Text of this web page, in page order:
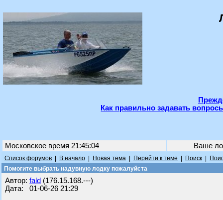
Как правильно задавать
Московское время 21:45:04 Ваше
Список форумов В начало Новая тема Перейти к теме Поиск
Помогите выбрать надувную лодку пожалуйста
Автор: fald (176.15.168.---)
Дата: 01-06-26 21:29